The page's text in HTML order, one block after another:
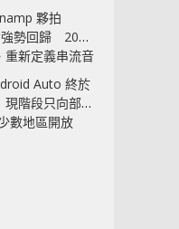
夥拍
勢回歸 2027
重新定義串流音
Auto 終於
階段只向部分
數地區開放